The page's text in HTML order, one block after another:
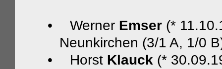
• Werner Emser(*
Neunkirchen (3/1 A, 1/0
•
Horst Klauck (*